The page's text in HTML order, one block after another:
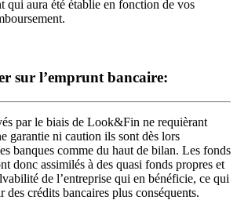
qui aura été établie en fonction de vos
sur l’emprunt bancaire:
par le biais de Look&Fin ne requièrant
garantie ni caution ils sont dès lors
banques comme du haut de bilan. Les fonds
donc assimilés à des quasi fonds propres et
de l’entreprise qui en bénéficie, ce qui
des crédits bancaires plus conséquents.